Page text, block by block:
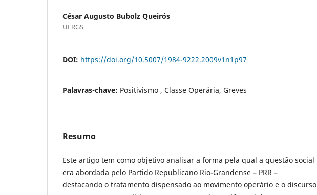
César Augusto Bubolz Queirós
UFRGS
DOI: https://doi.org/10.5007/1984-9222.2009v1n1p97
Palavras-chave: Positivismo , Classe Operária, Greves
Resumo
Este artigo tem como objetivo analisar a forma pela qual a questão social
era abordada pelo Partido Republicano Rio-Grandense – PRR –
destacando o tratamento dispensado ao movimento operário e o discurso